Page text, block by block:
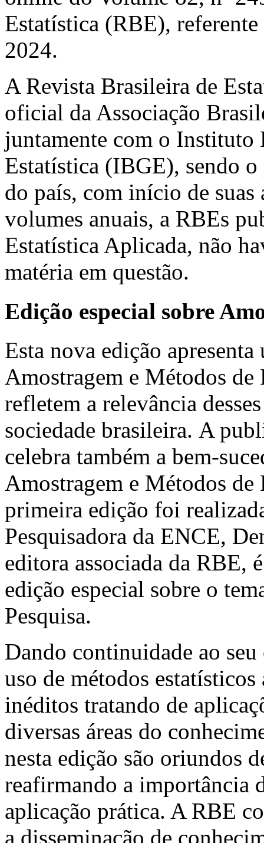
Estatística (RBE),
2024.
A Revista Brasileira de
oficial da Associação
juntamente com o Instituto
Estatística (IBGE), sendo
do país, com início de
volumes anuais, a RBEs
Estatística Aplicada, não
matéria em questão.
Edição especial sobre
Esta nova edição
Amostragem e Métodos de
refletem a relevância
sociedade brasileira. A
celebra também a bem-
Amostragem e Métodos
primeira edição foi
Pesquisadora da ENCE,
editora associada da RBE,
edição especial sobre o
Pesquisa.
Dando continuidade ao
uso de métodos
inéditos tratando de
diversas áreas do
nesta edição são oriundos
reafirmando a importância
aplicação prática. A RBE
a disseminação de